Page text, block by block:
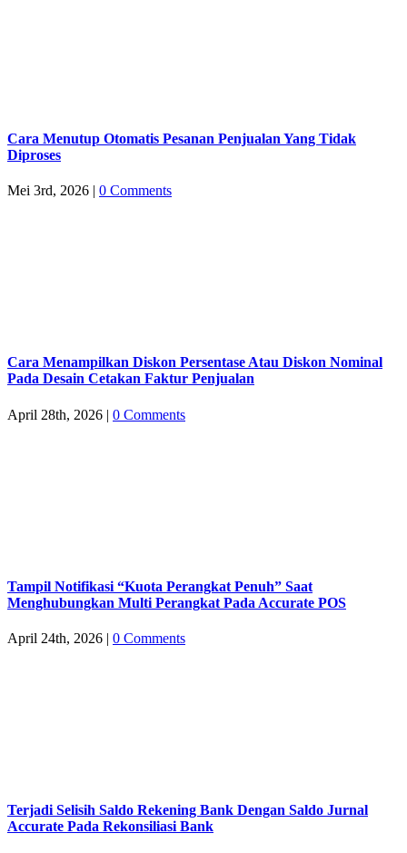
Cara Menutup Otomatis Pesanan Penjualan Yang Tidak
Diproses
Mei 3rd, 2026 | 0 Comments
Cara Menampilkan Diskon Persentase Atau Diskon Nominal
Pada Desain Cetakan Faktur Penjualan
April 28th, 2026 | 0 Comments
Tampil Notifikasi “Kuota Perangkat Penuh” Saat
Menghubungkan Multi Perangkat Pada Accurate POS
April 24th, 2026 | 0 Comments
Terjadi Selisih Saldo Rekening Bank Dengan Saldo Jurnal
Accurate Pada Rekonsiliasi Bank